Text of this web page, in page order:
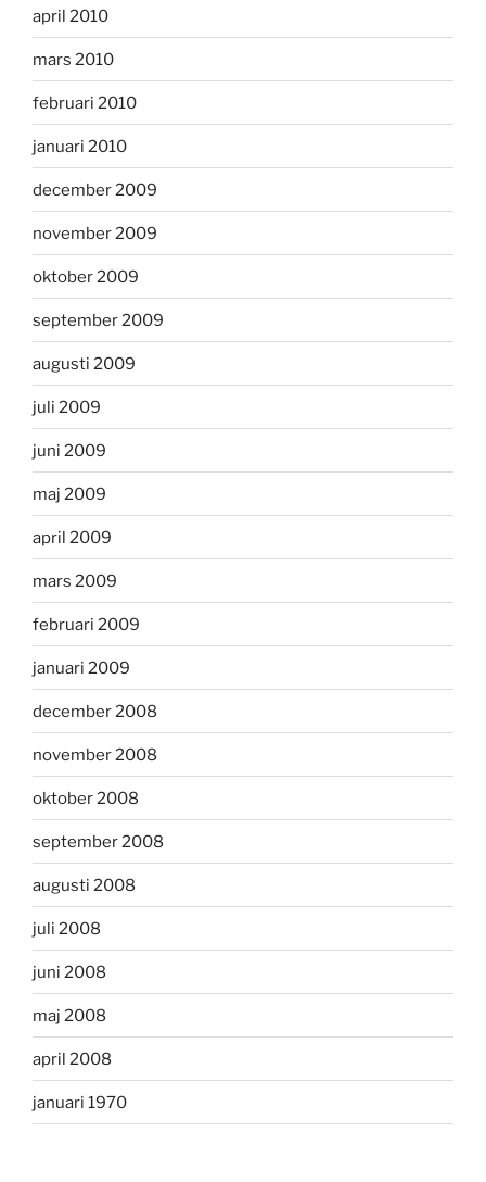
april 2010
mars 2010
februari 2010
januari 2010
december 2009
november 2009
oktober 2009
september 2009
augusti 2009
juli 2009
juni 2009
maj 2009
april 2009
mars 2009
februari 2009
januari 2009
december 2008
november 2008
oktober 2008
september 2008
augusti 2008
juli 2008
juni 2008
maj 2008
april 2008
januari 1970